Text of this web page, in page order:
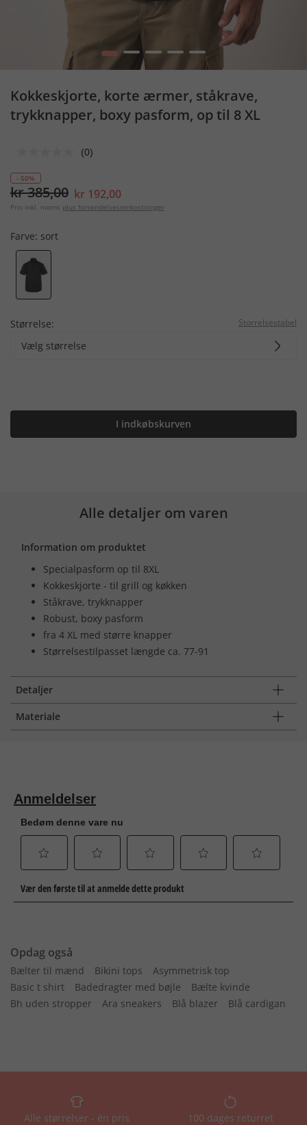
1 2 3 4 5
Kokkeskjorte, korte ærmer, ståkrave,
trykknapper, boxy pasform, op til 8 XL
(0)
- 50%
kr 385,00 kr 192,00
Pris inkl. moms plus forsendelsesomkostninger
Farve: sort
Størrelse: Storrelsestabel
Vælg størrelse
I indkøbskurven
Alle detaljer om varen
Information om produktet
Specialpasform op til 8XL
Kokkeskjorte - til grill og køkken
Ståkrave, trykknapper
Robust, boxy pasform
fra 4 XL med større knapper
Størrelsestilpasset længde ca. 77-91
Detaljer
Materiale
Opdag også
Bælter til mænd Bikini tops
Asymmetrisk top
Basic t shirt
Badedragter med bøjle
Bælte kvinde
Bh uden stropper
Ara sneakers Blå blazer Blå cardigan
Alle størrelser - én pris 100 dages returret